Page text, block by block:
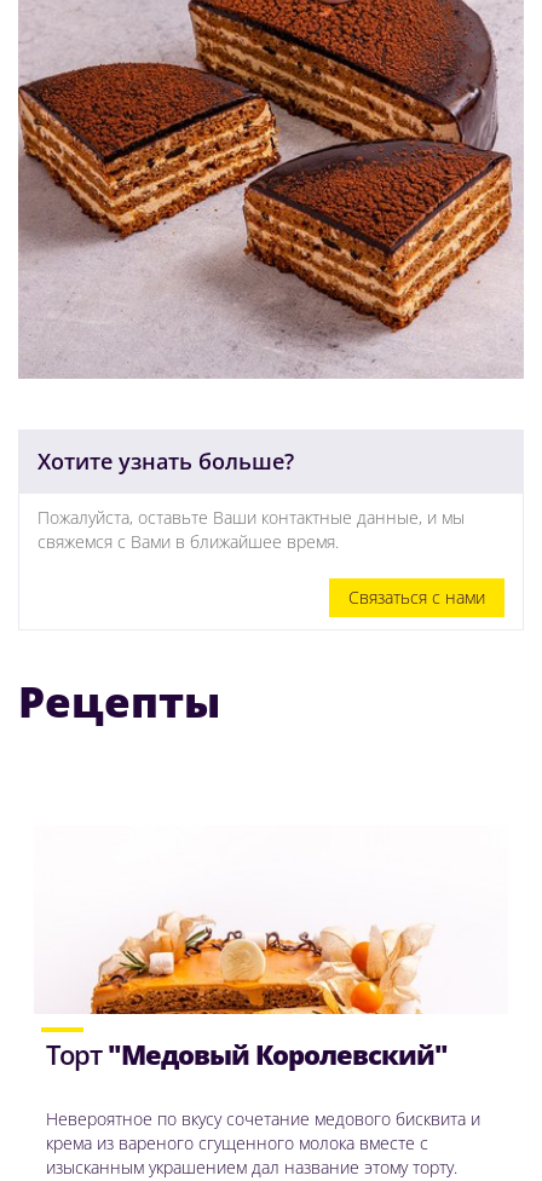
Хотите узнать больше?
Пожалуйста, оставьте Ваши контактные данные, и мы
свяжемся с Вами в ближайшее время.
Связаться с нами
Рецепты
Торт"Медовый Королевский"
Невероятное по вкусу сочетание медового бисквита и
крема из вареного сгущенного молока вместе с
изысканным украшением дал название этому торту.